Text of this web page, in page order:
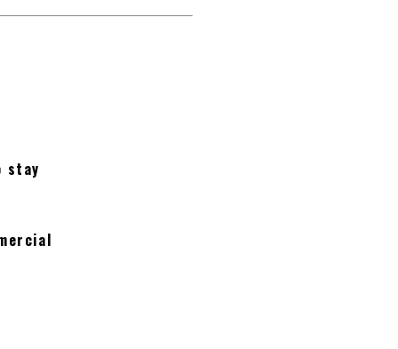
stay